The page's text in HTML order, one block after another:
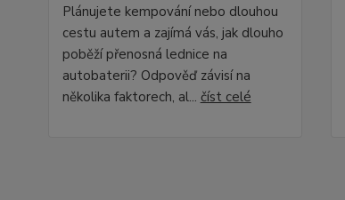
Plánujete kempování nebo dlouhou
cestu autem a zajímá vás, jak dlouho
poběží přenosná lednice na
autobaterii? Odpověď závisí na
několika faktorech, al... číst celé